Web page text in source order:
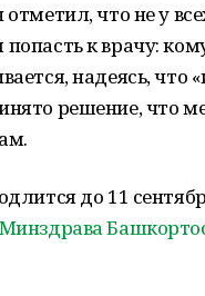
что не у
к врачу:
надеясь, что
решение, что
до 11